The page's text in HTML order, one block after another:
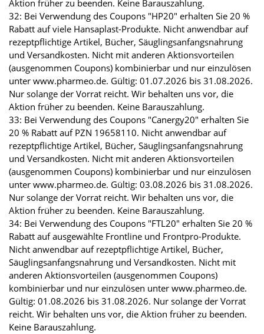
Aktion früher zu beenden. Keine Barauszahlung.
32: Bei Verwendung des Coupons "HP20" erhalten Sie 20 %
Rabatt auf viele Hansaplast-Produkte. Nicht anwendbar auf
rezeptpflichtige Artikel, Bücher, Säuglingsanfangsnahrung
und Versandkosten. Nicht mit anderen Aktionsvorteilen
(ausgenommen Coupons) kombinierbar und nur einzulösen
unter www.pharmeo.de. Gültig: 01.07.2026 bis 31.08.2026.
Nur solange der Vorrat reicht. Wir behalten uns vor, die
Aktion früher zu beenden. Keine Barauszahlung.
33: Bei Verwendung des Coupons "Canergy20" erhalten Sie
20 % Rabatt auf PZN 19658110. Nicht anwendbar auf
rezeptpflichtige Artikel, Bücher, Säuglingsanfangsnahrung
und Versandkosten. Nicht mit anderen Aktionsvorteilen
(ausgenommen Coupons) kombinierbar und nur einzulösen
unter www.pharmeo.de. Gültig: 03.08.2026 bis 31.08.2026.
Nur solange der Vorrat reicht. Wir behalten uns vor, die
Aktion früher zu beenden. Keine Barauszahlung.
34: Bei Verwendung des Coupons "FTL20" erhalten Sie 20 %
Rabatt auf ausgewählte Frontline und Frontpro-Produkte.
Nicht anwendbar auf rezeptpflichtige Artikel, Bücher,
Säuglingsanfangsnahrung und Versandkosten. Nicht mit
anderen Aktionsvorteilen (ausgenommen Coupons)
kombinierbar und nur einzulösen unter www.pharmeo.de.
Gültig: 01.08.2026 bis 31.08.2026. Nur solange der Vorrat
reicht. Wir behalten uns vor, die Aktion früher zu beenden.
Keine Barauszahlung.